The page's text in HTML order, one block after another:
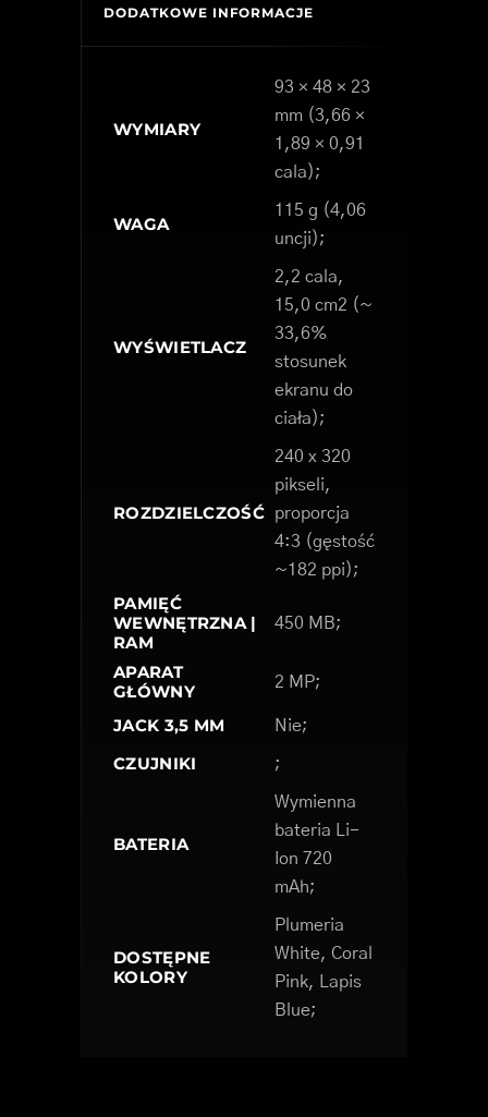
DODATKOWE INFORMACJE
WYMIARY
93 × 48 × 23
mm (3,66 ×
1,89 × 0,91
cala);
WAGA
115 g (4,06
uncji);
WYŚWIETLACZ
2,2 cala,
15,0 cm2 (~
33,6%
stosunek
ekranu do
ciała);
ROZDZIELCZOŚĆ
240 x 320
pikseli,
proporcja
4:3 (gęstość
~182 ppi);
PAMIĘĆ
WEWNĘTRZNA |
RAM
450 MB;
APARAT
GŁÓWNY
2 MP;
JACK 3,5 MM Nie;
CZUJNIKI ;
BATERIA
Wymienna
bateria Li-
Ion 720
mAh;
DOSTĘPNE
KOLORY
Plumeria
White, Coral
Pink, Lapis
Blue;